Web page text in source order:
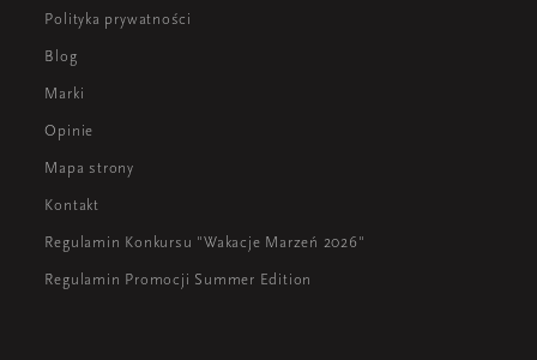
Polityka prywatności
Blog
Marki
Opinie
Mapa strony
Kontakt
Regulamin Konkursu "Wakacje Marzeń 2026"
Regulamin Promocji Summer Edition